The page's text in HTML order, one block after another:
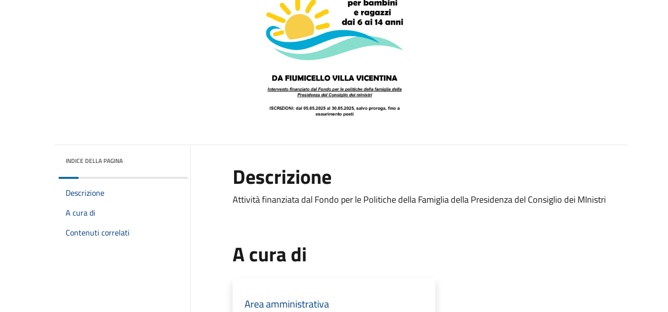
INDICE DELLA PAGINA
Descrizione
A cura di
Contenuti correlati
Descrizione
Attività finanziata dal Fondo per le Politiche della Famiglia della Presidenza del Consiglio dei MInistri
A cura di
Area amministrativa